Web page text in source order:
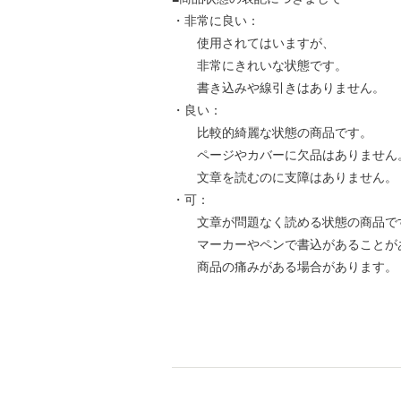
・非常に良い：
使用されてはいますが、
非常にきれいな状態です。
書き込みや線引きはありません。
・良い：
比較的綺麗な状態の商品です。
ページやカバーに欠品はありません
文章を読むのに支障はありません。
・可：
文章が問題なく読める状態の商品で
マーカーやペンで書込があることが
商品の痛みがある場合があります。